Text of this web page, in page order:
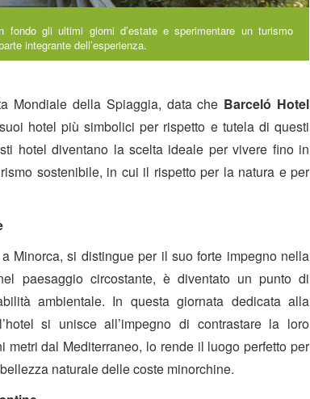
gli ultimi giorni d’estate e sperimentare un turismo
integrante dell’esperienza.
Mondiale della Spiaggia, data che Barceló Hotel
hotel più simbolici per rispetto e tutela di questi
hotel diventano la scelta ideale per vivere fino in
sostenibile, in cui il rispetto per la natura e per
Minorca, si distingue per il suo forte impegno nella
paesaggio circostante, è diventato un punto di
ambientale. In questa giornata dedicata alla
si unisce all’impegno di contrastare la loro
dal Mediterraneo, lo rende il luogo perfetto per
naturale delle coste minorchine.